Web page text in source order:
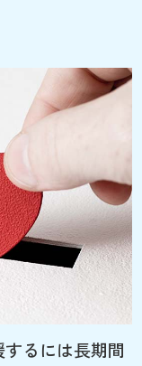
るには長期間